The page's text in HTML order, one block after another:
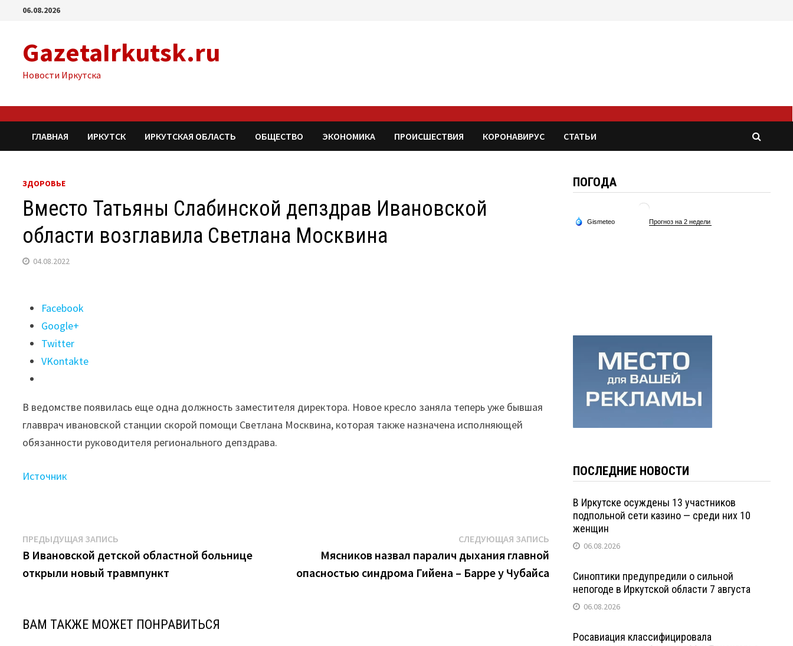
Перейти06.08.2026
GazetaIrkutsk.ru
Новости Иркутска
ГЛАВНАЯ ИРКУТСК ИРКУТСКАЯ ОБЛАСТЬ ОБЩЕСТВО ЭКОНОМИКА ПРОИСШЕСТВИЯ КОРОНАВИРУС СТАТЬИ
ЗДОРОВЬЕ
Вместо Татьяны Слабинской депздрав Ивановской
области возглавила Светлана Москвина
04.08.2022
Поделиться
"Вместо
Татьяны
Слабинской
депздрав
области
возглавила
Светлана
Facebook
Google+
Twitter
VKontakte
В ведомстве появилась еще одна должность заместителя директора. Новое кресло заняла теперь уже бывшая
главврач ивановской станции скорой помощи Светлана Москвина, которая также назначена исполняющей
обязанности руководителя регионального депздрава.
Источник
Навигация
по
записям
ПРЕДЫДУЩАЯ ЗАПИСЬ
запись:
В Ивановской детской областной больнице
открыли новый травмпункт
СЛЕДУЮЩАЯ ЗАПИСЬСледующая
запись:
Мясников назвал паралич дыхания главной
опасностью синдрома Гийена – Барре у Чубайса
ВАМ ТАКЖЕ МОЖЕТ ПОНРАВИТЬСЯ
ПОГОДА
ПОСЛЕДНИЕ НОВОСТИ
В Иркутске осуждены 13 участников
подпольной сети казино — среди них 10
женщин
06.08.2026
Синоптики предупредили о сильной
непогоде в Иркутской области 7 августа
06.08.2026
Росавиация классифицировала